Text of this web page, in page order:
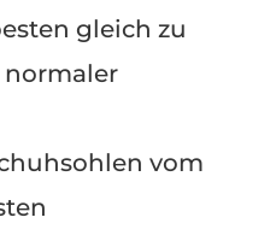
gleich zu
vom